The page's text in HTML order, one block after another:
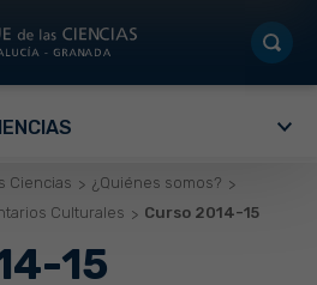
Ciencias
¿Quiénes somos?
Culturales Curso 2014-15
15